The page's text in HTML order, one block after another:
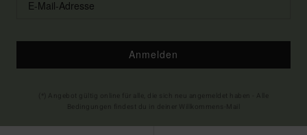
Anmelden